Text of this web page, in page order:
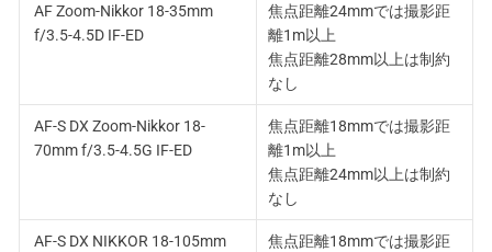
AF Zoom-Nikkor 18-35mm
f/3.5-4.5D IF-ED
焦点距離24mmでは撮影距
離1m以上
焦点距離28mm以上は制約
なし
AF-S DX Zoom-Nikkor 18-
70mm f/3.5-4.5G IF-ED
焦点距離18mmでは撮影距
離1m以上
焦点距離24mm以上は制約
なし
AF-S DX NIKKOR 18-105mm
焦点距離18mmでは撮影距